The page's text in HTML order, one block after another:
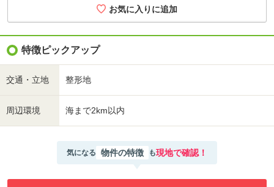
特徴ピックアップ
交通・立地 整形地
周辺環境 海まで2km以内
気になる 物件の特徴 も現地で確認！